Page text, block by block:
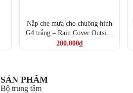
Nắp che mưa cho chuông hình
G4 trắng – Rain Cover Outside
Rain Hood for Aqara G4 Smart
200.000₫
SẢN PHẨM
Bộ trung tâm